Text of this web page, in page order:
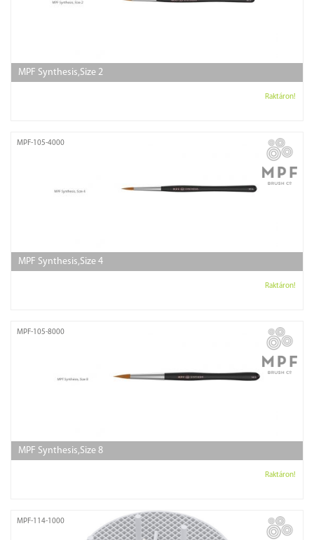
MPF Synthesis,Size 2
Raktáron!
MPF-105-4000
MPF Synthesis,Size 4
Raktáron!
MPF-105-8000
MPF Synthesis,Size 8
Raktáron!
MPF-114-1000